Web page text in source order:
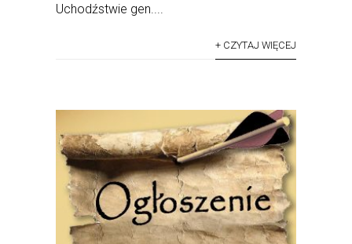
Uchodźstwie gen....
+ CZYTAJ WIĘCEJ